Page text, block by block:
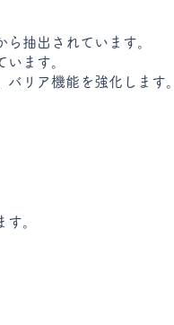
抽出されています。
ます。
リア機能を強化します。
。